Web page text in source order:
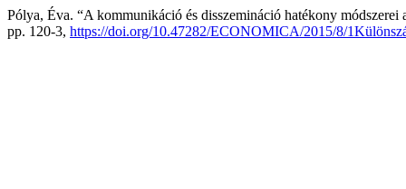
Pólya, Éva. “A kommunikáció és disszemináció hatékony módszerei
pp. 120-3, https://doi.org/10.47282/ECONOMICA/2015/8/